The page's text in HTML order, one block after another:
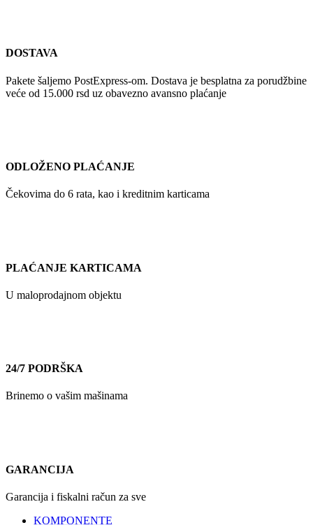
DOSTAVA
Pakete šaljemo PostExpress-om. Dostava je besplatna za porudžbine
veće od 15.000 rsd uz obavezno avansno plaćanje
ODLOŽENO PLAĆANJE
Čekovima do 6 rata, kao i kreditnim karticama
PLAĆANJE KARTICAMA
U maloprodajnom objektu
24/7 PODRŠKA
Brinemo o vašim mašinama
GARANCIJA
Garancija i fiskalni račun za sve
KOMPONENTE